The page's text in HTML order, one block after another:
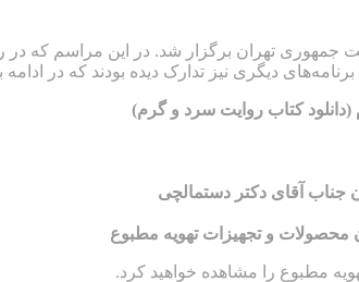
جمهوری تهران برگزار شد. در این مراسم که در
دیگری نیز تدارک دیده بودند که در ادامه
کتاب روایت سرد و گرم)
جناب آقای دکتر دستمالچی
محصولات و تجهیزات تهویه مطبوع
مطبوع را مشاهده خواهید کرد.